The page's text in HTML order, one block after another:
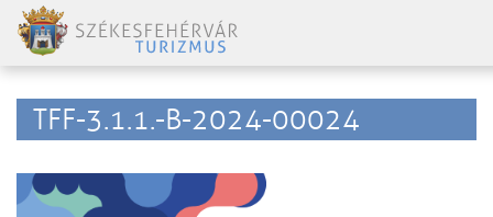
TFF-3.1.1.-B-2024-00024